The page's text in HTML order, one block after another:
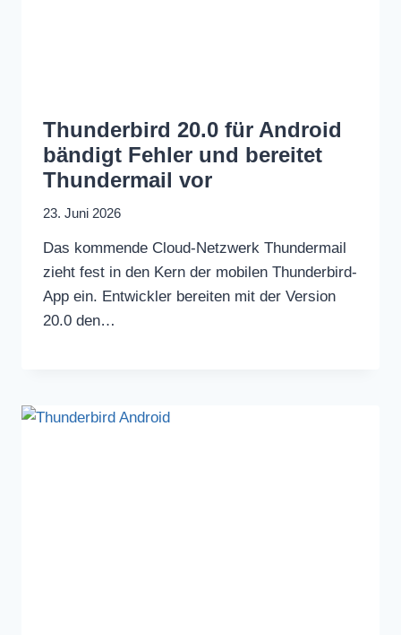
Thunderbird 20.0 für Android
bändigt Fehler und bereitet
Thundermail vor
23. Juni 2026
Das kommende Cloud-Netzwerk Thundermail
zieht fest in den Kern der mobilen Thunderbird-
App ein. Entwickler bereiten mit der Version
20.0 den…